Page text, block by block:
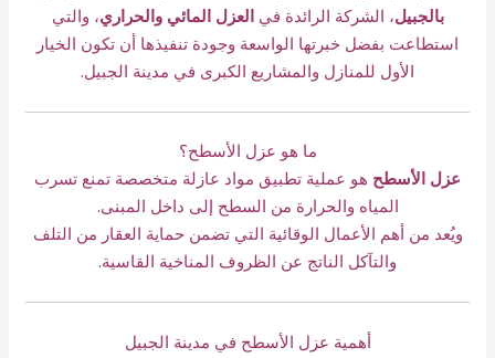
بالجبيل، الشركة الرائدة فيالعزل المائي والحراري، والتي
استطاعت بفضل خبرتها الواسعة وجودة تنفيذها أن تكون الخيار
الأول للمنازل والمشاريع الكبرى في مدينة الجبيل.
ما هو عزل الأسطح؟
عزل الأسطح هو عملية تطبيق مواد عازلة متخصصة تمنع تسرب
المياه والحرارة من السطح إلى داخل المبنى.
ويُعد من أهم الأعمال الوقائية التي تضمن حماية العقار من التلف
والتآكل الناتج عن الظروف المناخية القاسية.
أهمية عزل الأسطح في مدينة الجبيل